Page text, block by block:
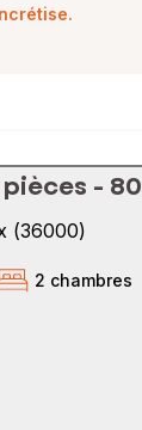
-
(36000)
2 chambres